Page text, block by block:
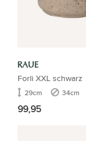
RAUE
Forli XXL schwarz
29cm 34cm
99,95